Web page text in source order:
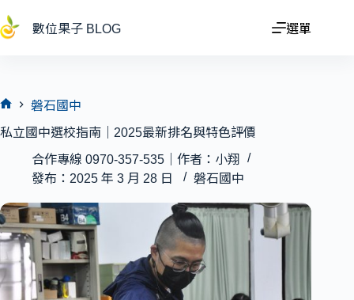
至
容
數位果子 BLOG 選單
頁
磐石國中
私立國中選校指南｜2025最新排名與特色評價
合作專線 0970-357-535｜作者：小翔
發布：2025 年 3 月 28 日
磐石國中